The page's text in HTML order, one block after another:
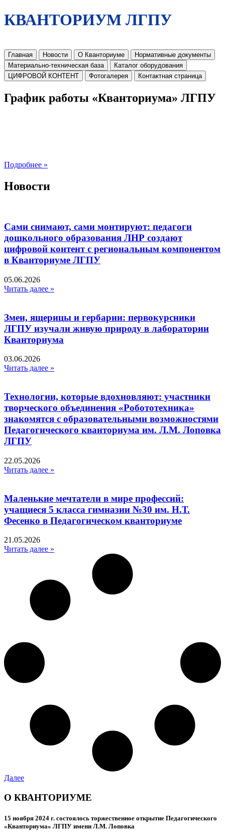
КВАНТОРИУМ ЛГПУ
Главная Новости О Кванториуме
Нормативные документы
Материально-техническая база
Каталог оборудования
ЦИФРОВОЙ КОНТЕНТ
Фотогалерея Контактная страница
График работы «Кванториума» ЛГПУ
Подробнее »
Новости
Сами снимают, сами монтируют: педагоги
дошкольного образования ЛНР создают
цифровой контент с региональным компонентом
в Кванториуме ЛГПУ​
05.06.2026
Читать далее »
Змеи, ящерицы и гербарии: первокурсники
ЛГПУ изучали живую природу в лаборатории
Кванториума
03.06.2026
Читать далее »
Технологии, которые вдохновляют: участники
творческого объединения «Робототехника»
знакомятся с образовательными возможностями
Педагогического кванториума им. Л.М. Лоповка
ЛГПУ
22.05.2026
Читать далее »
Маленькие мечтатели в мире профессий:
учащиеся 5 класса гимназии №30 им. Н.Т.
Фесенко в Педагогическом кванториуме
21.05.2026
Читать далее »
Далее
О КВАНТОРИУМЕ
15 ноября 2024 г. состоялось торжественное открытие Педагогического
«Кванториума» ЛГПУ имени Л.М. Лоповка